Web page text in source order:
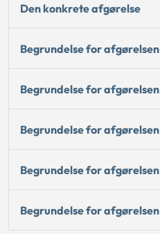
Den konkrete afgørelse
Begrundelse for afgørelsen
Begrundelse for afgørelsen
Begrundelse for afgørelsen
Begrundelse for afgørelsen
Begrundelse for afgørelsen